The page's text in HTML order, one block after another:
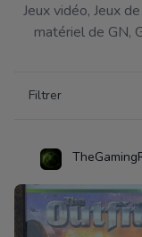
Jeux vidéo, Jeux
matériel de GN,
Filtrer